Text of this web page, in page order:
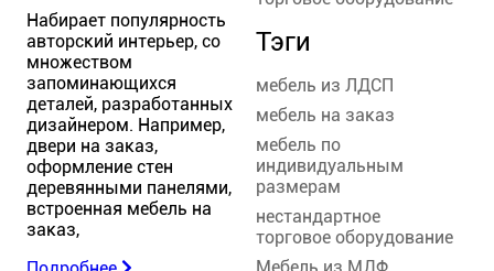
Набирает популярность
авторский интерьер, со
множеством
запоминающихся
деталей, разработанных
дизайнером. Например,
двери на заказ,
оформление стен
деревянными панелями,
встроенная мебель на
заказ,
Тэги
мебель из ЛДСП
мебель на заказ
мебель по
индивидуальным
размерам
нестандартное
торговое оборудование